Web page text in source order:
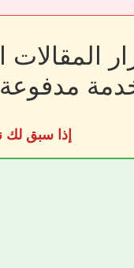
المقالات
إذا سبق